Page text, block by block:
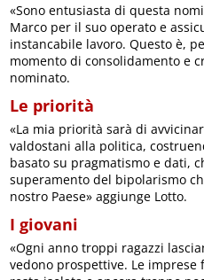
«Sono entusiasta di questa
Marco per il suo operato e
instancabile lavoro. Questo è,
momento di consolidamento e
nominato.
Le priorità
«La mia priorità sarà di
valdostani alla politica,
basato su pragmatismo e dati,
superamento del bipolarismo
nostro Paese» aggiunge Lotto.
I giovani
«Ogni anno troppi ragazzi
vedono prospettive. Le imprese